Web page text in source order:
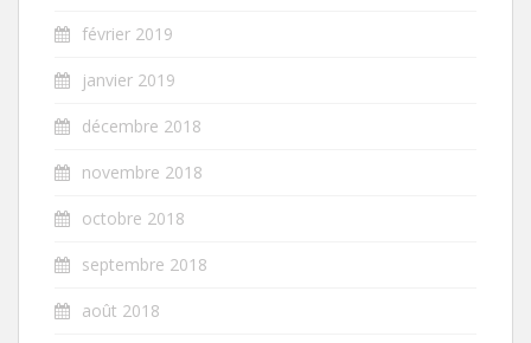
février 2019
janvier 2019
décembre 2018
novembre 2018
octobre 2018
septembre 2018
août 2018